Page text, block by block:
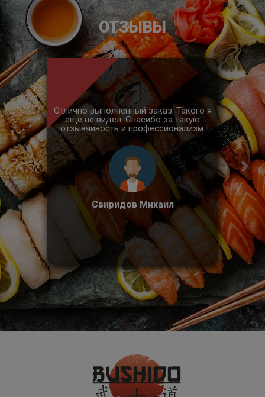
ОТЗЫВЫ
Отлично выполненный заказ. Такого я
еще не видел. Спасибо за такую
отзывчивость и профессионализм.
Свиридов Михаил
Предыдущий